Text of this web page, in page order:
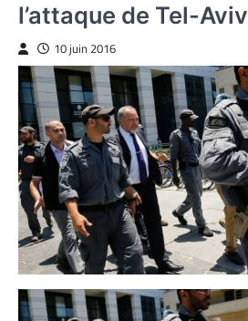
l’attaque de Tel-Aviv
10 juin 2016